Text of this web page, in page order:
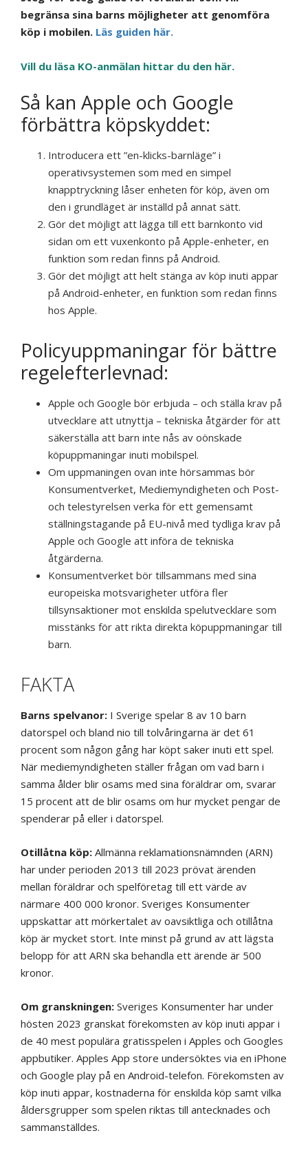
begränsa sina barns möjligheter att genomföra
köp i mobilen. Läs guiden här.
Vill du läsa KO-anmälan hittar du den här.
Så kan Apple och Google
förbättra köpskyddet:
Introducera ett ”en-klicks-barnläge” i
operativsystemen som med en simpel
knapptryckning låser enheten för köp, även om
den i grundläget är inställd på annat sätt.
Gör det möjligt att lägga till ett barnkonto vid
sidan om ett vuxenkonto på Apple-enheter, en
funktion som redan finns på Android.
Gör det möjligt att helt stänga av köp inuti appar
på Android-enheter, en funktion som redan finns
hos Apple.
Policyuppmaningar för bättre
regelefterlevnad:
Apple och Google bör erbjuda – och ställa krav på
utvecklare att utnyttja – tekniska åtgärder för att
säkerställa att barn inte nås av oönskade
köpuppmaningar inuti mobilspel.
Om uppmaningen ovan inte hörsammas bör
Konsumentverket, Mediemyndigheten och Post-
och telestyrelsen verka för ett gemensamt
ställningstagande på EU-nivå med tydliga krav på
Apple och Google att införa de tekniska
åtgärderna.
Konsumentverket bör tillsammans med sina
europeiska motsvarigheter utföra fler
tillsynsaktioner mot enskilda spelutvecklare som
misstänks för att rikta direkta köpuppmaningar till
barn.
FAKTA
Barns spelvanor: I Sverige spelar 8 av 10 barn
datorspel och bland nio till tolvåringarna är det 61
procent som någon gång har köpt saker inuti ett spel.
När mediemyndigheten ställer frågan om vad barn i
samma ålder blir osams med sina föräldrar om, svarar
15 procent att de blir osams om hur mycket pengar de
spenderar på eller i datorspel.
Otillåtna köp: Allmänna reklamationsnämnden (ARN)
har under perioden 2013 till 2023 prövat ärenden
mellan föräldrar och spelföretag till ett värde av
närmare 400 000 kronor. Sveriges Konsumenter
uppskattar att mörkertalet av oavsiktliga och otillåtna
köp är mycket stort. Inte minst på grund av att lägsta
belopp för att ARN ska behandla ett ärende är 500
kronor.
Om granskningen: Sveriges Konsumenter har under
hösten 2023 granskat förekomsten av köp inuti appar i
de 40 mest populära gratisspelen i Apples och Googles
appbutiker. Apples App store undersöktes via en iPhone
och Google play på en Android-telefon. Förekomsten av
köp inuti appar, kostnaderna för enskilda köp samt vilka
åldersgrupper som spelen riktas till antecknades och
sammanställdes.